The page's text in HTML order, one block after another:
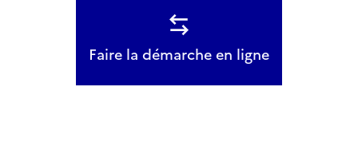
Faire la démarche en ligne